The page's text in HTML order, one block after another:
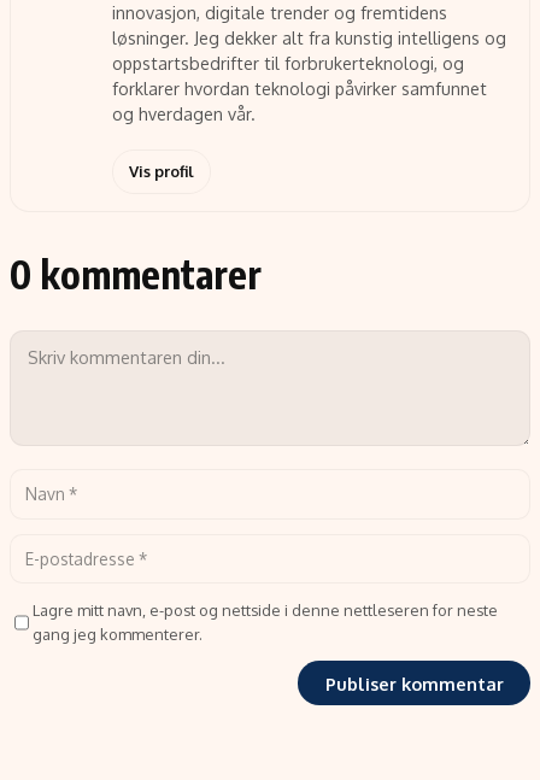
innovasjon, digitale trender og fremtidens
løsninger. Jeg dekker alt fra kunstig intelligens og
oppstartsbedrifter til forbrukerteknologi, og
forklarer hvordan teknologi påvirker samfunnet
og hverdagen vår.
Vis profil
0 kommentarer
Lagre mitt navn, e-post og nettside i denne nettleseren for neste
gang jeg kommenterer.